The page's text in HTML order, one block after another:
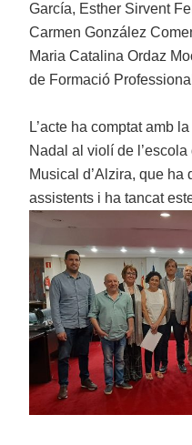
García, Esther Sirvent
Carmen González
Maria Catalina Ordaz
de Formació
L’acte ha comptat amb
Nadal al violí de
Musical d’Alzira, que
assistents i ha tancat